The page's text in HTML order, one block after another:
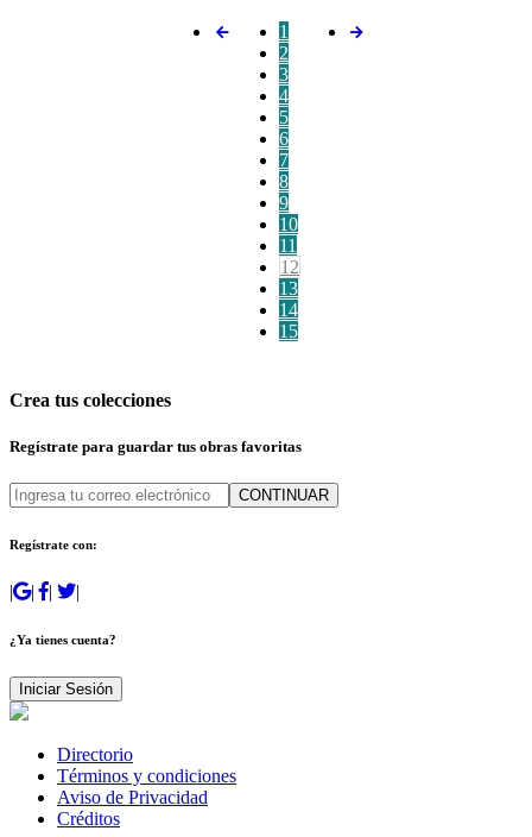
1
2
3
4
5
6
7
8
9
10
11
12
13
14
15
Crea tus colecciones
Regístrate para guardar tus obras favoritas
CONTINUAR
Regístrate con:
| | | |
¿Ya tienes cuenta?
Iniciar Sesión
Directorio
Términos y condiciones
Aviso de Privacidad
Créditos